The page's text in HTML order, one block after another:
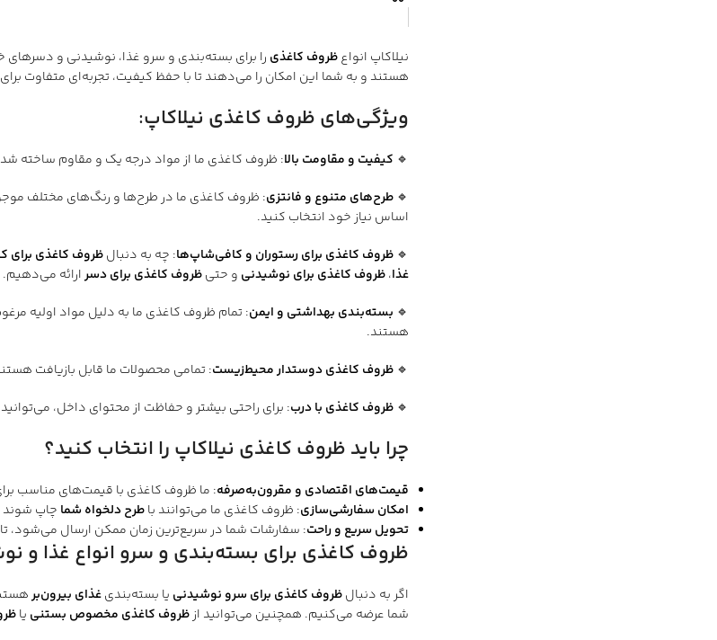
نیلاکاپ انواعظروف کاغذی را برای بسته‌بندی و سرو غذا، نوشیدنی و
هستند و به شما این امکان را می‌دهند تا با حفظ کیفیت، تجربه‌ای متفاوت
ویژگی‌های ظروف کاغذی نیلاکاپ:
🔹 کیفیت و مقاومت بالا: ظروف کاغذی ما از مواد درجه یک و مقاوم ساخته
🔹طرح‌های متنوع و فانتزی: ظروف کاغذی ما در طرح‌ها و رنگ‌های مختلف
اساس نیاز خود انتخاب کنید.
🔹ظروف کاغذی برای رستوران و کافی‌شاپ‌ها: چه به دنبالظروف کاغذی برای
غذا،ظروف کاغذی برای نوشیدنی و حتیظروف کاغذی برای دسرارائه می‌دهیم.
🔹 بسته‌بندی بهداشتی و ایمن: تمام ظروف کاغذی ما به دلیل مواد اولیه
هستند.
🔹ظروف کاغذی دوستدار محیط‌زیست: تمامی محصولات ما قابل بازیافت
🔹ظروف کاغذی با درب: برای راحتی بیشتر و حفاظت از محتوای داخل،
چرا باید ظروف کاغذی نیلاکاپ را انتخاب کنید؟
قیمت‌های اقتصادی و مقرون‌به‌صرفه: ما ظروف کاغذی با قیمت‌های مناسب
امکان سفارشی‌سازی: ظروف کاغذی ما می‌توانند باطرح دلخواه شما چاپ شوند
تحویل سریع و راحت: سفارشات شما در سریع‌ترین زمان ممکن ارسال می‌شود،
ظروف کاغذی برای بسته‌بندی و سرو انواع غذا و
اگر به دنبالظروف کاغذی برای سرو نوشیدنی یا بسته‌بندیغذای بیرون‌بر
شما عرضه می‌کنیم. همچنین می‌توانید ازظروف کاغذی مخصوص بستنی یا